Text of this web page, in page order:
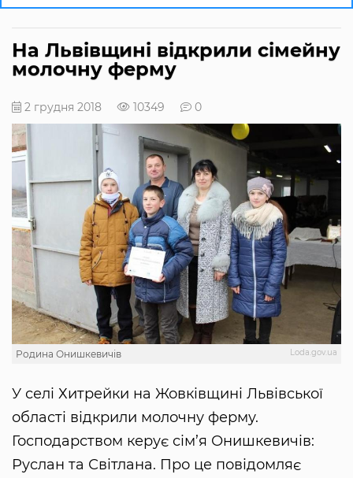
На Львівщині відкрили сімейну
молочну ферму
2 грудня 2018 10349 0
Loda.gov.ua
Родина Онишкевичів
У селі Хитрейки на Жовківщині Львівської
області відкрили молочну ферму.
Господарством керує сім’я Онишкевичів:
Руслан та Світлана. Про це повідомляє